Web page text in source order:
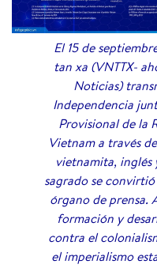
El 15 de
tan xa (VNTTX-
Noticias)
Independencia
Provisional de la
Vietnam a través
vietnamita, inglés
sagrado se
órgano de prensa.
formación y
contra el
el imperialismo